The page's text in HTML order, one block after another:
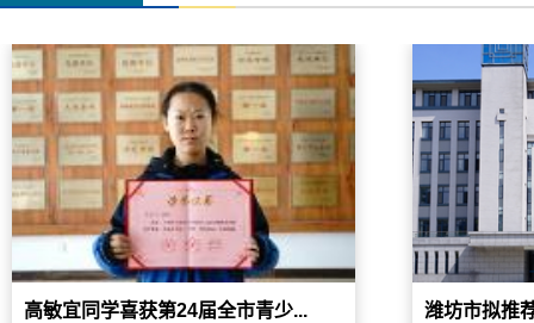
高敏宜同学喜获第24届全市青少... 潍坊市拟推